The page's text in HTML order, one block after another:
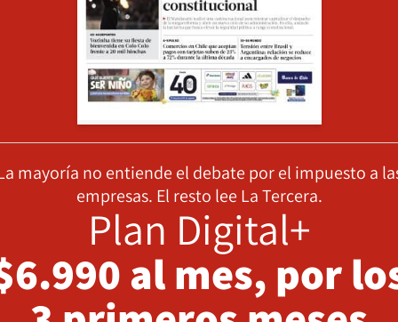
mayoría no entiende el debate por el impuesto a
empresas. El resto lee La Tercera.
Plan Digital+
al mes, por